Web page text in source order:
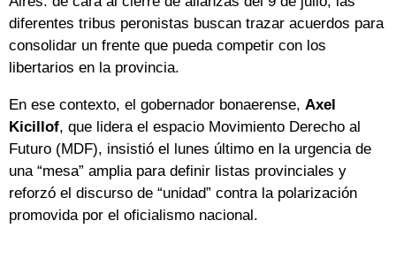
diferentes tribus peronistas buscan trazar acuerdos para
consolidar un frente que pueda competir con los
libertarios en la provincia.
En ese contexto, el gobernador bonaerense, Axel
Kicillof, que lidera el espacio Movimiento Derecho al
Futuro (MDF), insistió el lunes último en la urgencia de
una “mesa” amplia para definir listas provinciales y
reforzó el discurso de “unidad” contra la polarización
promovida por el oficialismo nacional.